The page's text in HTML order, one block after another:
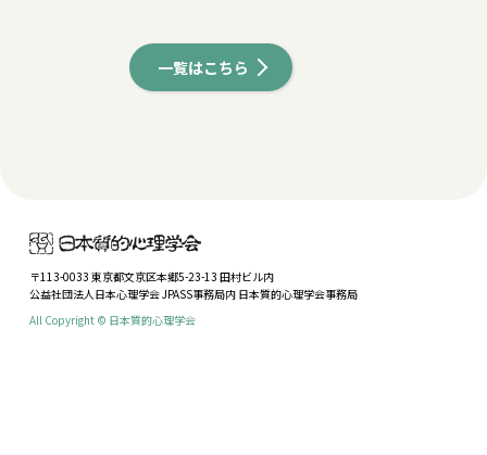
一覧はこちら
〒113-0033 東京都文京区本郷5-23-13 田村ビル内
公益社団法人日本心理学会 JPASS事務局内 日本質的心理学会事務局
All Copyright © 日本質的心理学会